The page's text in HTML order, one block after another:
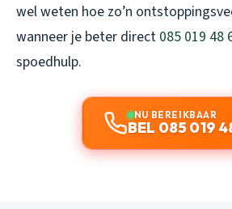
wel weten hoe zo’n
wanneer je beter direct 085 019 48
spoedhulp.
NU BEREIKBAAR
BEL 085 019